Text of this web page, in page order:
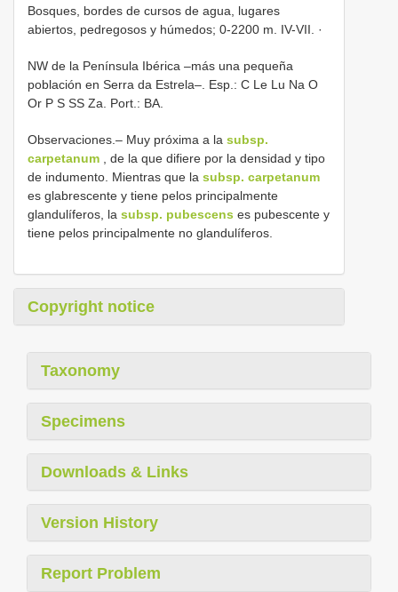
Bosques, bordes de cursos de agua, lugares
abiertos, pedregosos y húmedos; 0-2200 m. IV-VII. ·
NW de la Península Ibérica –más una pequeña
población en Serra da Estrela–. Esp.: C Le Lu Na O
Or P S SS Za. Port.: BA.
Observaciones.– Muy próxima a la subsp.
carpetanum , de la que difiere por la densidad y tipo
de indumento. Mientras que la subsp. carpetanum
es glabrescente y tiene pelos principalmente
glandulíferos, la subsp. pubescens es pubescente y
tiene pelos principalmente no glandulíferos.
Copyright notice
Taxonomy
Specimens
Downloads & Links
Version History
Report Problem